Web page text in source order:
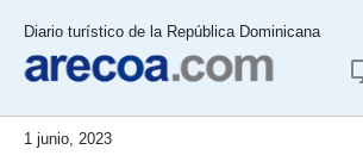
Diario turístico de la República Dominicana
1 junio, 2023